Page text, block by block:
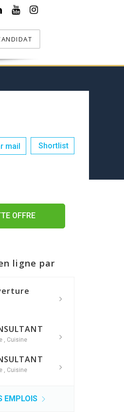
Shortlist
mail
OFFRE
ligne par
, Cuisine
, Cuisine
EMPLOIS